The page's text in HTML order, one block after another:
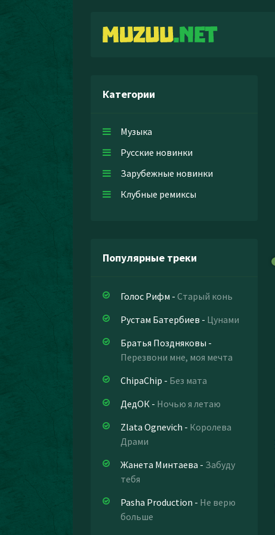
Категории
Музыка
Русские новинки
Зарубежные новинки
Клубные ремиксы
Популярные треки
Голос Рифм - Старый конь
Рустам Батербиев - Цунами
Братья Поздняковы -
Перезвони мне, моя мечта
ChipaChip - Без мата
ДедОК - Ночью я летаю
Zlata Ognevich - Королева
Драми
Жанета Минтаева - Забуду
тебя
Pasha Production - Не верю
больше